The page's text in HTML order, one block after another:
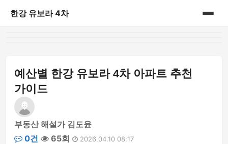
한강 유보라 4차
예산별 한강 유보라 4차 아파트 추천
가이드
부동산 해설가 김도윤
0건
65회 2026.04.10 08:17